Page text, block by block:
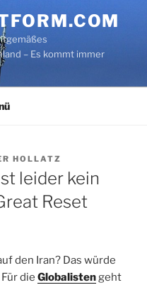
– Es kommt immer
HOLLATZ
leider kein
Reset
den Iran? Das würde
die Globalistengeht